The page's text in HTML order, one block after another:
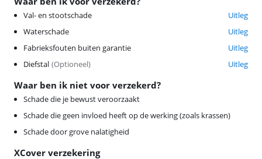
Val- en stootschade
Uitleg
Waterschade
Uitleg
Fabrieksfouten buiten garantie
Uitleg
Diefstal (Optioneel) Uitleg
Waar ben ik niet voor verzekerd?
Schade die je bewust veroorzaakt
Schade die geen invloed heeft op de werking (zoals krassen)
Schade door grove nalatigheid
XCover verzekering